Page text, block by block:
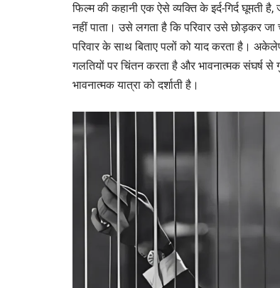
फिल्म की कहानी एक ऐसे व्यक्ति के इर्द-गिर्द घूमती
नहीं पाता। उसे लगता है कि परिवार उसे छोड़कर
परिवार के साथ बिताए पलों को याद करता है।
गलतियों पर चिंतन करता है और भावनात्मक संघर्ष से
भावनात्मक यात्रा को दर्शाती है।